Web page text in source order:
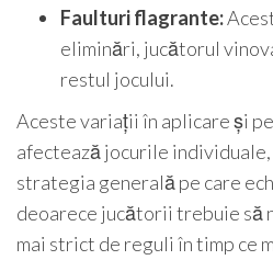
Faulturi flagrante:
eliminări, jucătorul
restul jocului.
Aceste variații în aplicare și
afectează jocurile
strategia generală pe care
deoarece jucătorii trebuie să
mai strict de reguli în timp ce